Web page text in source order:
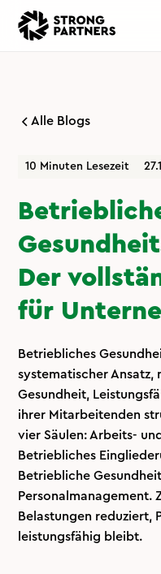
Alle Blogs
10 Minuten Lesezeit
Der
für
Betriebliches
systematischer Ansatz,
Gesundheit,
ihrer Mitarbeitenden
vier Säulen: Arbeits-
Betriebliches
Betriebliche
Personalmanagement.
Belastungen reduziert,
leistungsfähig bleibt.